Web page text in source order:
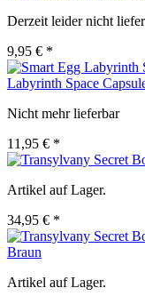
Derzeit leider nicht
9,95 € *
Labyrinth Space
Nicht mehr lieferbar
11,95 € *
Artikel auf Lager.
34,95 € *
Braun
Artikel auf Lager.